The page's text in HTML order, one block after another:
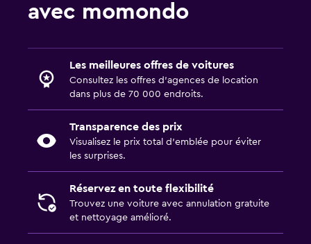
avec momondo
Les meilleures offres de voitures
Consultez les offres d’agences de location
dans plus de 70 000 endroits.
Transparence des prix
Visualisez le prix total d’emblée pour éviter
les surprises.
Réservez en toute flexibilité
Trouvez une voiture avec annulation gratuite
et nettoyage amélioré.